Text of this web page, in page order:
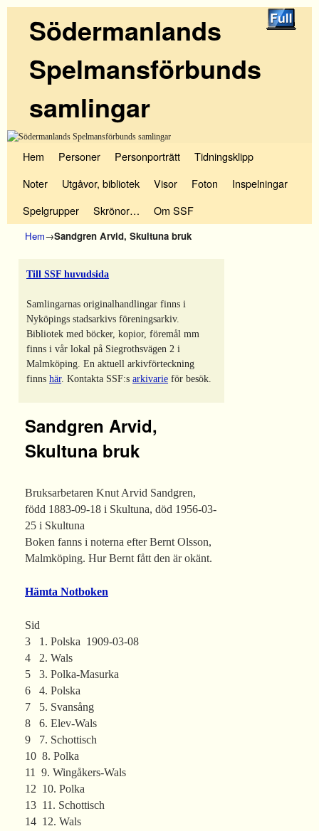
Södermanlands
Spelmansförbunds
samlingar
Hem Personer Personporträtt
Tidningsklipp
Noter
Utgåvor, bibliotek Visor Foton
Inspelningar
Spelgrupper
Skrönor… Om SSF
Hem→Sandgren Arvid, Skultuna bruk
Till SSF huvudsida
Samlingarnas originalhandlingar finns i
Nyköpings stadsarkivs föreningsarkiv.
Bibliotek med böcker, kopior, föremål mm
finns i vår lokal på Siegrothsvägen 2 i
Malmköping. En aktuell arkivförteckning
finnshär. Kontakta SSF:sarkivarie för besök.
Sandgren Arvid,
Skultuna bruk
Bruksarbetaren Knut Arvid Sandgren,
född 1883-09-18 i Skultuna, död 1956-03-
25 i Skultuna
Boken fanns i noterna efter Bernt Olsson,
Malmköping. Hur Bernt fått den är okänt.
Hämta Notboken
Sid
3 1. Polska 1909-03-08
4 2. Wals
5 3. Polka-Masurka
6 4. Polska
7 5. Svansång
8 6. Elev-Wals
9 7. Schottisch
10 8. Polka
11 9. Wingåkers-Wals
12 10. Polka
13 11. Schottisch
14 12. Wals